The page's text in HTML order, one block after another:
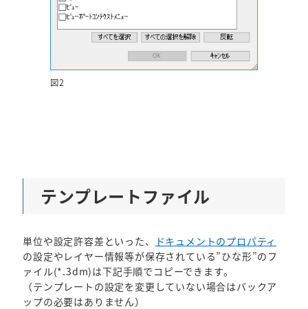
図2
テンプレートファイル
単位や設定許容差といった、
ドキュメントのプロパティ
の設定やレイヤー情報等が保存されている”ひな形”のフ
ァイル(*.3dm)は下記手順でコピーできます。
（テンプレートの設定を変更していない場合はバックア
ップの必要はありません）